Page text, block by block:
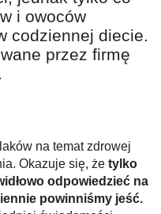
nie tylko dla 60plus
i owoców
codziennej diecie.
przez firmę
na temat zdrowej
Okazuje się, że tylko
odpowiedzieć na
powinniśmy jeść.